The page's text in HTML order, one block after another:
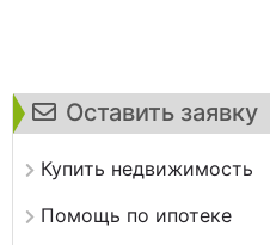
Оставить заявку
Купить недвижимость
Помощь по ипотеке